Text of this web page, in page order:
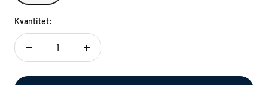
Kvantitet:
Decrease
Increase